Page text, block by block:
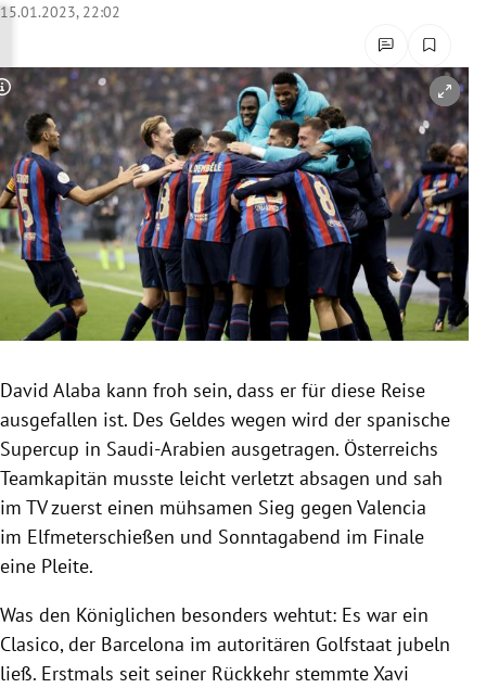
Untermenü
Untermenü
Untermenü
Untermenü
Untermenü
Untermenü
Untermenü
Untermenü
15.01.2023, 22:02
Copyright-Hinweis öffnen/schließen
David Alaba kann froh sein, dass er für diese Reise
ausgefallen ist. Des Geldes wegen wird der spanische
Supercup in Saudi-Arabien ausgetragen. Österreichs
Teamkapitän musste leicht verletzt absagen und sah
im TV zuerst einen mühsamen Sieg gegen Valencia
im Elfmeterschießen und Sonntagabend im Finale
eine Pleite.
Was den Königlichen besonders wehtut: Es war ein
Clasico, der Barcelona im autoritären Golfstaat jubeln
ließ. Erstmals seit seiner Rückkehr stemmte Xavi